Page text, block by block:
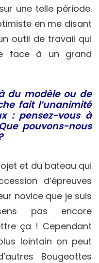
une telle période.
en me disant
outil de travail qui
face à un grand
du modèle ou de
fait l’unanimité
: pensez-vous à
pouvons-nous
et du bateau qui
d’épreuves
novice que je suis
pas encore
ça ! Cependant
lointain on peut
Bougeottes